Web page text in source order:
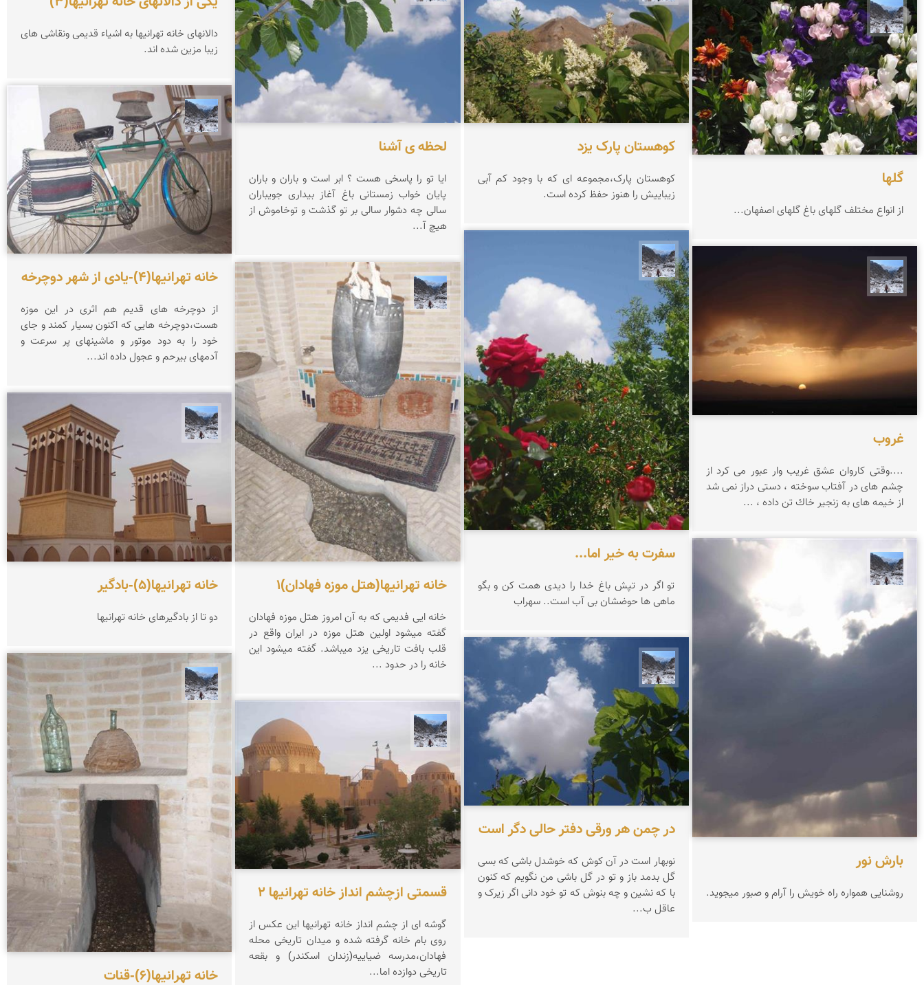
نجمه فرشی
گلها
از انواع مختلف گلهای باغ گلهای اصفهان...
غروب
....وقتی كاروان عشق غریب وار عبور می كرد از
چشم های در آفتاب سوخته ، دستی دراز نمی شد
از خیمه های به زنجیر خاك تن داده ، ...
بارش نور
روشنایی همواره راه خویش را آرام و صبور میجوید.
کوهستان پارک یزد
کوهستان پارک،مجموعه ای که با وجود کم آبی
زیباییش را هنوز حفظ کرده است.
سفرت به خیر اما...
تو اگر در تپش باغ خدا را دیدی همت کن و بگو
ماهی ها حوضشان بی آب است.. سهراب
نجمه فرشی
در چمن هر ورقی دفتر حالی دگر است
نوبهار است در آن کوش که خوشدل باشی که بسی
گل بدمد باز و تو در گل باشی من نگویم که کنون
با که نشین و چه بنوش که تو خود دانی اگر زیرک و
عاقل ب...
لحظه ی آشنا
ایا تو را پاسخی هست ؟ ابر است و باران و باران
پایان خواب زمستانی باغ آغاز بیداری جویباران
سالی چه دشوار سالی بر تو گذشت و توخاموش از
هیچ آ...
نجمه فرشی
خانه تهرانیها(هتل موزه فهادان)1
خانه ایی فدیمی که به آن امروز هتل موزه فهادان
گفته میشود اولین هتل موزه در ایران واقع در
قلب بافت تاریخی یزد میباشد. گفته میشود این
خانه را در حدود ...
قسمتی ازچشم انداز خانه تهرانیها 2
گوشه ای از چشم انداز خانه تهرانیها این عکس از
روی بام خانه گرفته شده و میدان تاریخی محله
فهادان،مدرسه ضیاییه(زندان اسکندر) و بقعه
تاریخی دوازده اما...
دالانهای خانه تهرانیها به اشیاء قدیمی ونقاشی های
زیبا مزین شده اند.
نجمه فرشی
خانه تهرانیها(4)-یادی از شهر دوچرخه
از دوچرخه های قدیم هم اثری در این موزه
هست،دوچرخه هایی که اکنون بسیار کمند و جای
خود را به دود موتور و ماشینهای پر سرعت و
آدمهای بیرحم و عجول داده اند...
خانه تهرانیها(5)-بادگیر
دو تا از بادگیرهای خانه تهرانیها
خانه تهرانیها(6)-قنات